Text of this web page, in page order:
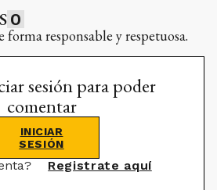
0
responsable y respetuosa.
sesión para poder
comentar
INICIAR
SESIÓN
Registrate aquí